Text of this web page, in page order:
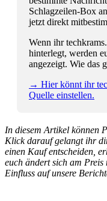
Schlagzeilen-Box
jetzt direkt
Wenn ihr
hinterlegt, werden
angezeigt. Wie das
→ Hier könnt ihr
Quelle einstellen.
In diesem Artikel können
Klick darauf gelangt ihr
einen Kauf entscheiden,
euch ändert sich am
Einfluss auf unsere